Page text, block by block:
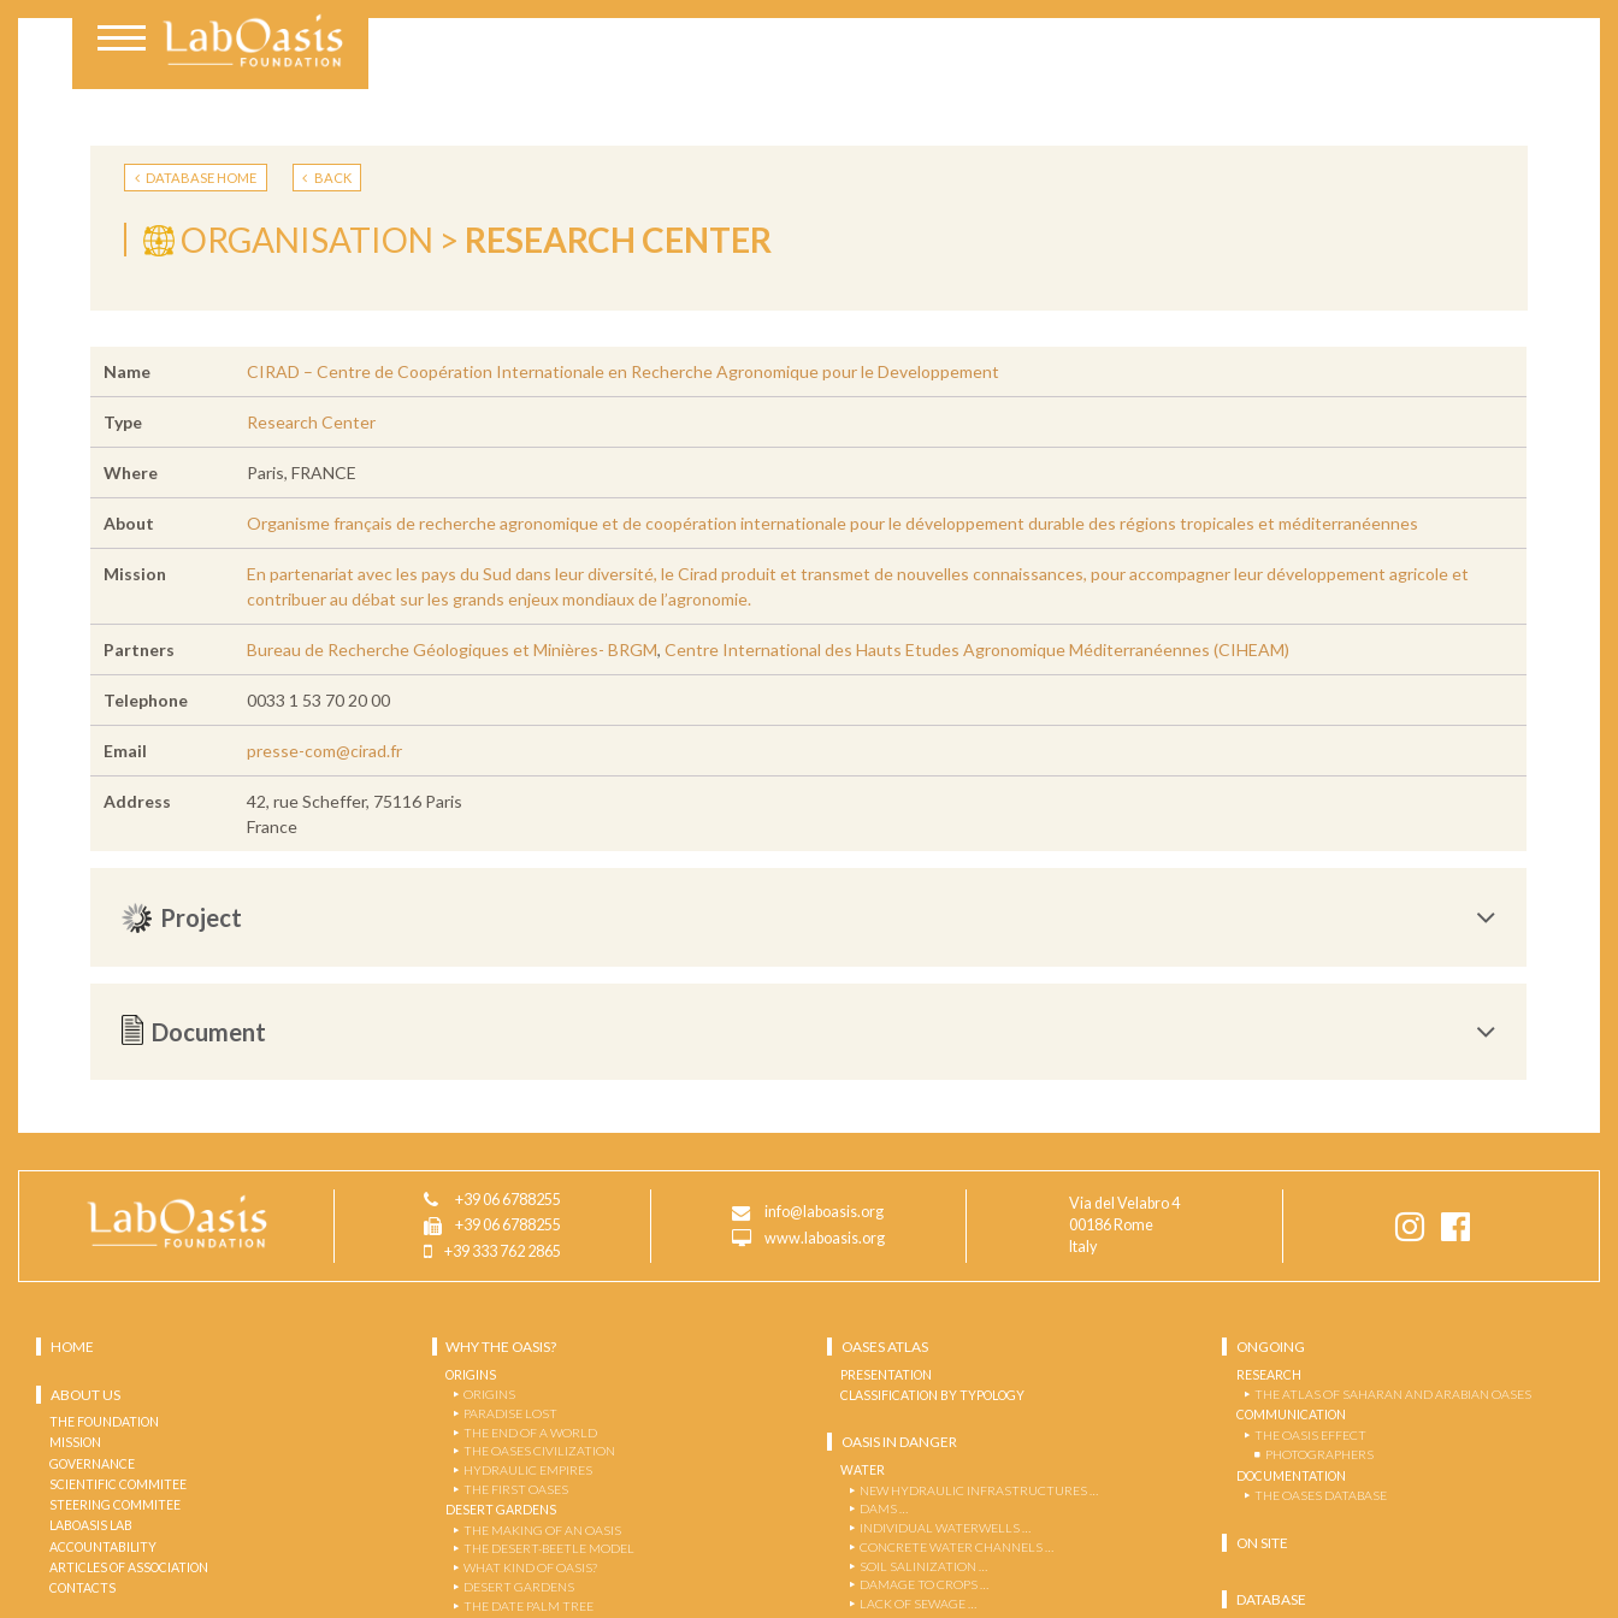
DATABASE HOME BACK
ORGANISATION > RESEARCH CENTER
Name CIRAD – Centre de Coopération Internationale en Recherche Agronomique pour le Developpement
Type Research Center
Where Paris, FRANCE
About Organisme français de recherche agronomique et de coopération internationale pour le développement durable des régions tropicales et méditerranéennes
Mission
En partenariat avec les pays du Sud dans leur diversité, le Cirad produit et transmet de nouvelles connaissances, pour accompagner leur développement agricole et
contribuer au débat sur les grands enjeux mondiaux de l’agronomie.
Partners Bureau de Recherche Géologiques et Minières- BRGM, Centre International des Hauts Etudes Agronomique Méditerranéennes (CIHEAM)
Telephone 0033 1 53 70 20 00
Email presse-com@cirad.fr
Address
42, rue Scheffer, 75116 Paris
France
Project
Document
+39 06 6788255
+39 06 6788255
+39 333 762 2865
info@laboasis.org
www.laboasis.org
Via del Velabro 4
00186 Rome
Italy
HOME
ABOUT US
THE FOUNDATION
MISSION
GOVERNANCE
SCIENTIFIC COMMITEE
STEERING COMMITEE
LABOASIS LAB
ACCOUNTABILITY
ARTICLES OF ASSOCIATION
CONTACTS
WHY THE OASIS?
ORIGINS
ORIGINS
PARADISE LOST
THE END OF A WORLD
THE OASES CIVILIZATION
HYDRAULIC EMPIRES
THE FIRST OASES
DESERT GARDENS
THE MAKING OF AN OASIS
THE DESERT-BEETLE MODEL
WHAT KIND OF OASIS?
DESERT GARDENS
THE DATE PALM TREE
OASES ATLAS
PRESENTATION
CLASSIFICATION BY TYPOLOGY
OASIS IN DANGER
WATER
NEW HYDRAULIC INFRASTRUCTURES …
DAMS …
INDIVIDUAL WATERWELLS …
CONCRETE WATER CHANNELS …
SOIL SALINIZATION …
DAMAGE TO CROPS …
LACK OF SEWAGE …
ONGOING
RESEARCH
THE ATLAS OF SAHARAN AND ARABIAN OASES
COMMUNICATION
THE OASIS EFFECT
PHOTOGRAPHERS
DOCUMENTATION
THE OASES DATABASE
ON SITE
DATABASE